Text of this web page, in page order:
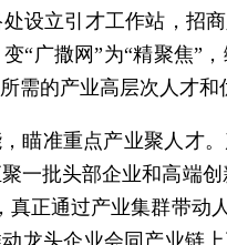
设立引才工作站，招
“广撒网”为“精聚焦”
需的产业高层次人才和
瞄准重点产业聚人才
一批头部企业和高端
真正通过产业集群带
龙头企业会同产业链